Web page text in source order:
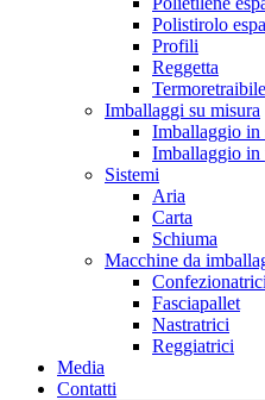
Polistirolo
Profili
Reggetta
Termoretraibile
Imballaggi su misura
Imballaggio in
Imballaggio in
Sistemi
Aria
Carta
Schiuma
Macchine da
Fasciapallet
Nastratrici
Reggiatrici
Media
Contatti